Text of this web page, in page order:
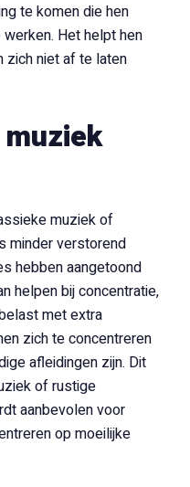
te komen die hen
Het helpt hen
zich niet af te laten
muziek of
minder verstorend
hebben aangetoond
helpen bij concentratie,
met extra
zich te concentreren
afleidingen zijn. Dit
of rustige
aanbevolen voor
op moeilijke